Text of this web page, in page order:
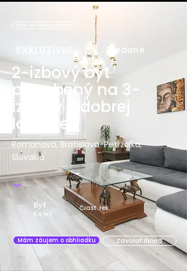
Predané
2-izbový byt
prerobený na 3-
izbový v dobrej
lokalite
Romanova, Bratislava-Petržalka,
Slovakia
< Späť na všetky ponuky
EXKLUZÍVNE
-
Zavolať ihneď
Byt
54m2
Mám záujem o obhliadku
Čiast. rek. -